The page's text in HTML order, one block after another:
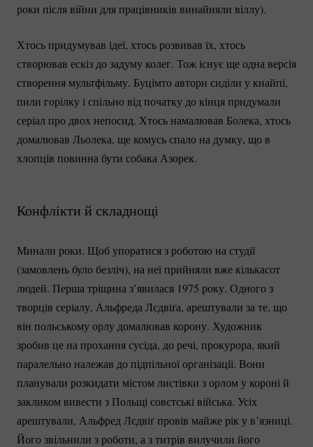
роки після війни для працівників винайняли віллу).
Хтось придумував ідеї, хтось розвивав їх, хтось
створював ескіз до задуму колег. Тож існує ще одна версія
створення мультфільму. Буцімто автори сиділи у кнайпі,
пили горілку і спільно від початку до кінця придумали
серіал про двох непосид. Хтось намалював Болека, хтось
домалював Льолека, ще комусь спало на думку, що в
хлопців повинна бути собака Азорек.
Конфлікти й складнощі
Минали роки. Щоб упоратися з роботою на студії
(замовлень було безліч), на неї прийняли вже кількасот
людей. Перша тріщина з’явилася 1975 року. Одного з
творців серіалу, Альфреда Лєдвіґа, арештували за те, що
він польському орлу домалював корону. Художник
зробив це на прохання сусіда, до речі, прокурора, який
паралельно належав до підпільної організації. Вони
планували розкидати містом листівки з орлом у короні й
закликом вивести з Польщі совєтські війська. Усіх
арештували, Альфред Лєдвіґ провів майже рік у в’язниці.
Його звільнили з роботи, а з титрів вилучили його